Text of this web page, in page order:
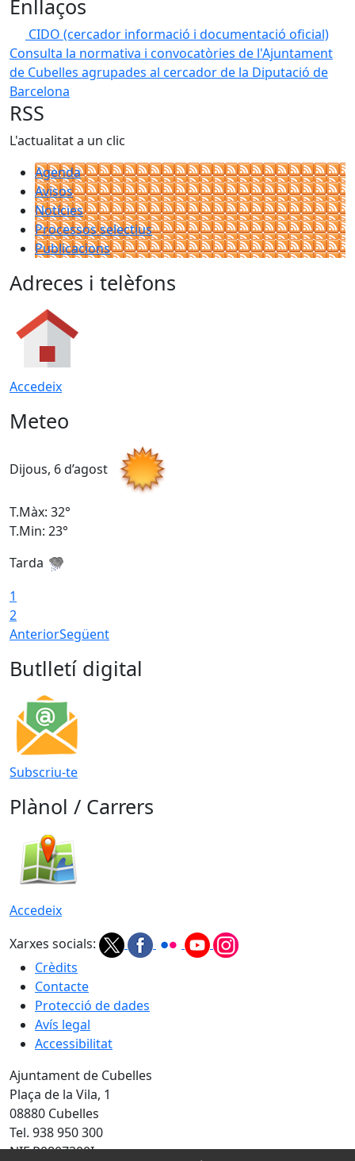
Enllaços
CIDO (cercador informació i documentació oficial)
Consulta la normativa i convocatòries de l'Ajuntament
de Cubelles agrupades al cercador de la Diputació de
Barcelona
RSS
L'actualitat a un clic
Agenda
Avisos
Notícies
Processos selectius
Publicacions
Adreces i telèfons
Accedeix
Meteo
Dijous, 6 d’agost
T.Màx: 32°
T.Min: 23°
Tarda
1
2
AnteriorSegüent
Butlletí digital
Subscriu-te
Plànol / Carrers
Accedeix
Xarxes socials:
Crèdits
Contacte
Protecció de dades
Avís legal
Accessibilitat
Ajuntament de Cubelles
Plaça de la Vila, 1
08880 Cubelles
Tel. 938 950 300
NIF P0807300I